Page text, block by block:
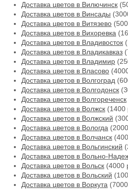
Доставка цветов в Вилючинск
Доставка цветов в Винсады
Доставка цветов в Витязево
Доставка цветов в Вихоревка
Доставка цветов в Владивосток
Доставка цветов в Владикавказ
Доставка цветов в Владимир
Доставка цветов в Власово
Доставка цветов в Волгоград
Доставка цветов в Волгодонск
Доставка цветов в Волгореченск
Доставка цветов в Волжск (1400
Доставка цветов в Волжский
Доставка цветов в Вологда
Доставка цветов в Волчанск
Доставка цветов в Вольгинский
Доставка цветов в Вольно-
Доставка цветов в Вольск (4000
Доставка цветов в Вольский
Доставка цветов в Воркута